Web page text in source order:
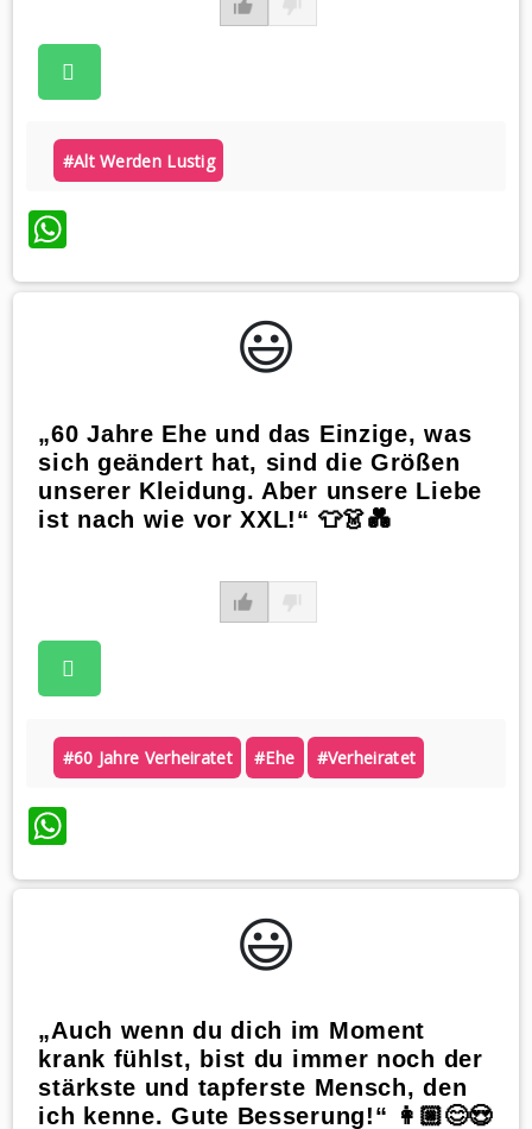
#alt Werden Lustig
WhatsApp
😃️
„60 Jahre Ehe und das Einzige, was
sich geändert hat, sind die Größen
unserer Kleidung. Aber unsere Liebe
ist nach wie vor XXL!“ 👕👗💑
#60 Jahre Verheiratet #ehe #verheiratet
WhatsApp
😃️
„Auch wenn du dich im Moment
krank fühlst, bist du immer noch der
stärkste und tapferste Mensch, den
ich kenne. Gute Besserung!“ 👩🏼😊😍